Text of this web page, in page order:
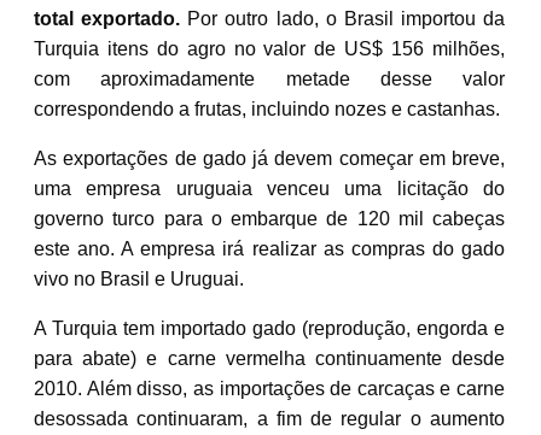
total exportado. Por outro lado, o Brasil importou da
Turquia itens do agro no valor de US$ 156 milhões,
com aproximadamente metade desse valor
correspondendo a frutas, incluindo nozes e castanhas.
As exportações de gado já devem começar em breve,
uma empresa uruguaia venceu uma licitação do
governo turco para o embarque de 120 mil cabeças
este ano. A empresa irá realizar as compras do gado
vivo no Brasil e Uruguai.
A Turquia tem importado gado (reprodução, engorda e
para abate) e carne vermelha continuamente desde
2010. Além disso, as importações de carcaças e carne
desossada continuaram, a fim de regular o aumento